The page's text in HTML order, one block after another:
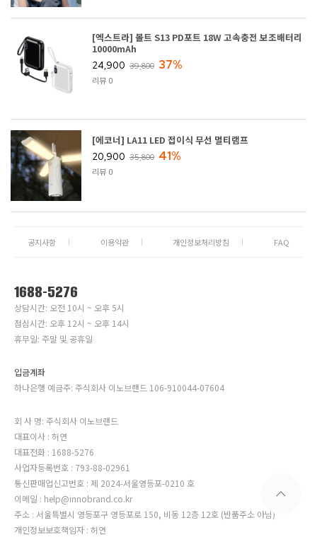
[엑스트라] 볼트 S13 PD포트 18W 고속충전 보조배터리
10000mAh
24,900 39,800 37%
리뷰 0
[에코너] LA11 LED 접이식 무선 멀티램프
20,900 35,800 41%
리뷰 0
공지사항 이용약관 개인정보처리방침 FAQ
1688-5276
상담시간: 오전 10시 ~ 오후 5시
점심시간: 오후 12시 ~ 오후 14시
휴무일: 주말 및 공휴일
입금계좌
하나은행 예금주: 주식회사 이노브랜드 106-910044-07604
회 사 명: 주식회사 이노브랜드
대표이사 : 허연
대표전화 : 1688-5276
사업자등록번호 : 793-88-02961
통신판매업신고번호 : 제 2024-서울영등포-0210 호
이메일 : help@innobrand.co.kr
주소 : 서울특별시 영등포구 영등포로 150, 비동 12층 12호 (반품주소 아님)
개인정보보호책임자 : 허연